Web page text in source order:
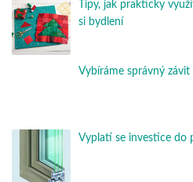
Tipy, jak prakticky
si bydlení
Vybíráme správný závit
Vyplatí se investice do